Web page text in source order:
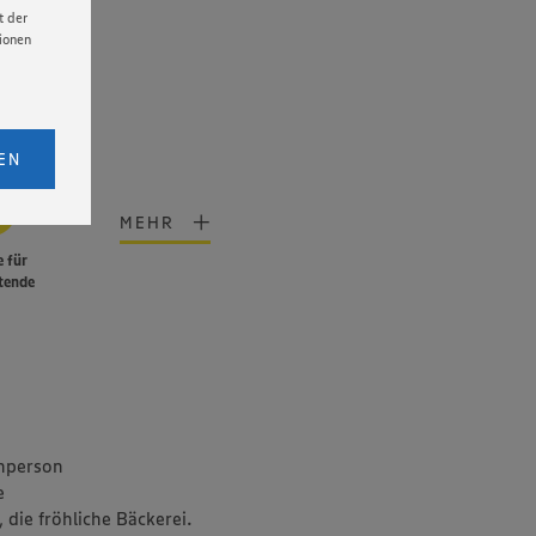
der
1
für
MEHR
die fröhliche Bäckerei.